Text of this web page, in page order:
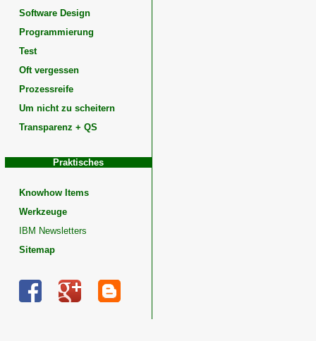
Software Design
Programmierung
Test
Oft vergessen
Prozessreife
Um nicht zu scheitern
Transparenz + QS
Praktisches
Knowhow Items
Werkzeuge
IBM Newsletters
Sitemap